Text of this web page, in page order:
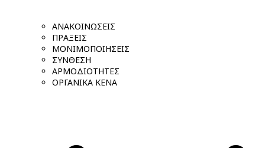
ΑΝΑΚΟΙΝΩΣΕΙΣ
ΠΡΑΞΕΙΣ
ΜΟΝΙΜΟΠΟΙΗΣΕΙΣ
ΣΥΝΘΕΣΗ
ΑΡΜΟΔΙΟΤΗΤΕΣ
ΟΡΓΑΝΙΚΑ ΚΕΝΑ